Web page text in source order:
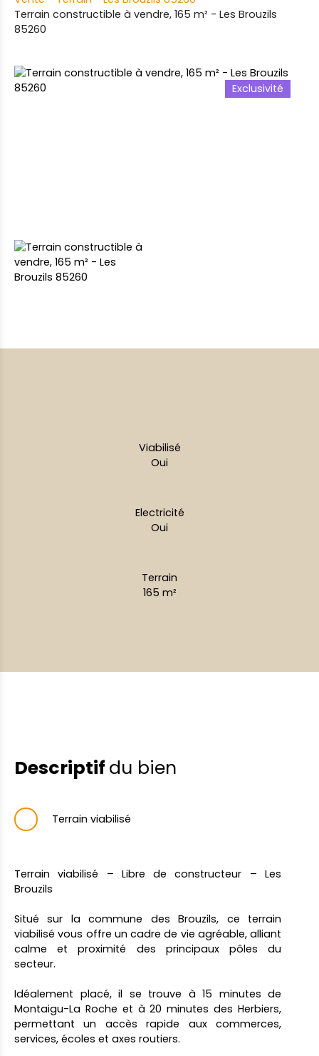
Terrain constructible à vendre, 165 m² - Les Brouzils
85260
Exclusivité
Viabilisé
Oui
Electricité
Oui
Terrain
165 m²
Descriptif du bien
Terrain viabilisé
Terrain viabilisé – Libre de constructeur – Les
Brouzils
Situé sur la commune des Brouzils, ce terrain
viabilisé vous offre un cadre de vie agréable, alliant
calme et proximité des principaux pôles du
secteur.
Idéalement placé, il se trouve à 15 minutes de
Montaigu-La Roche et à 20 minutes des Herbiers,
permettant un accès rapide aux commerces,
services, écoles et axes routiers.